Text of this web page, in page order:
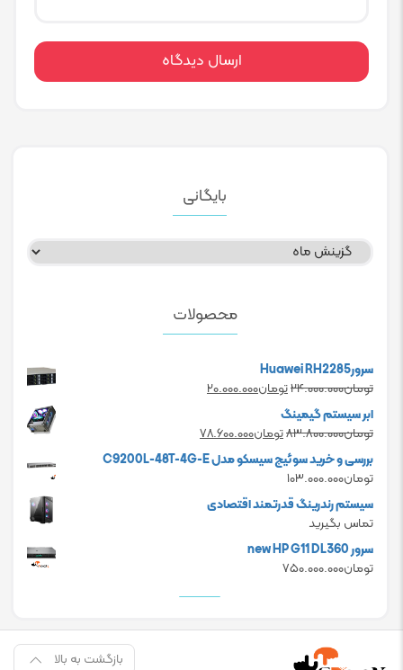
بایگانی
بایگانی
محصولات
سرورHuawei RH2285
تومان۲۴.۰۰۰.۰۰۰Original
price
was:
تومان۲۴.۰۰۰.۰۰۰.
تومان۲۰.۰۰۰.۰۰۰Current
تومان۲۰.۰۰۰.۰۰۰.
ابر سیستم گیمینگ
تومان۸۳.۸۰۰.۰۰۰Original
was:
تومان۷۸.۶۰۰.۰۰۰Current
price
بررسی و خرید سوئیچ سیسکو مدل C9200L-48T-4G-E
تومان۱۰۳.۰۰۰.۰۰۰
سیستم رندرینگ قدرتمند اقتصادی
تماس بگیرید
سرور new HP G11 DL360
تومان۷۵۰.۰۰۰.۰۰۰
بازگشت به بالا